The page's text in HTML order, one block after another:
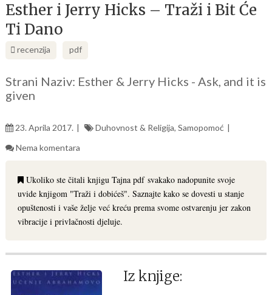
Esther i Jerry Hicks – Traži i Bit Će
Ti Dano
recenzija pdf
Strani Naziv: Esther & Jerry Hicks - Ask, and it is
given
23. Aprila 2017. Duhovnost & Religija, Samopomoć
Nema komentara
Ukoliko ste čitali knjigu Tajna pdf svakako nadopunite svoje
uvide knjigom "Traži i dobićeš". Saznajte kako se dovesti u stanje
opuštenosti i vaše želje već kreću prema svome ostvarenju jer zakon
vibracije i privlačnosti djeluje.
Iz knjige: